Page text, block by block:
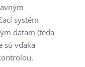
systém
dátam (teda
sú vďaka